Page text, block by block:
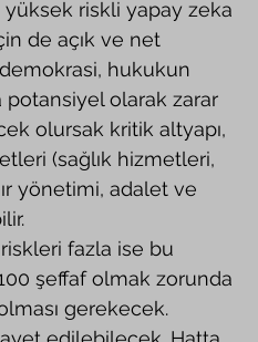
de açık ve net
hukukun
olarak zarar
olursak kritik altyapı,
(sağlık hizmetleri,
yönetimi, adalet ve
fazla ise bu
şeffaf olmak zorunda
gerekecek.